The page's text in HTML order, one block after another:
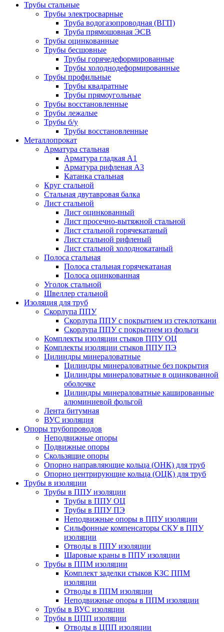
Трубы стальные
Трубы электросварные
Труба водогазопроводная (ВГП)
Труба прямошовная ЭСВ
Трубы оцинкованные
Трубы бесшовные
Трубы горячедеформированные
Трубы холоднодеформированные
Трубы профильные
Трубы квадратные
Трубы прямоугольные
Трубы восстановленные
Трубы лежалые
Трубы б/у
Трубы восстановленные
Металлопрокат
Арматура стальная
Арматура гладкая А1
Арматура рифленая А3
Катанка стальная
Круг стальной
Стальная двутавровая балка
Лист стальной
Лист оцинкованный
Лист просечно-вытяжной стальной
Лист стальной горячекатаный
Лист стальной рифленый
Лист стальной холоднокатаный
Полоса стальная
Полоса стальная горячекатаная
Полоса оцинкованная
Уголок стальной
Швеллер стальной
Изоляция для труб
Скорлупа ППУ
Скорлупа ППУ с покрытием из стеклоткани
Скорлупа ППУ с покрытием из фольги
Комплекты изоляции стыков ППУ ОЦ
Комплекты изоляции стыков ППУ ПЭ
Цилиндры минераловатные
Цилиндры минераловатные без покрытия
Цилиндры минераловатные в оцинкованной
оболочке
Цилиндры минераловатные кашированные
алюминиевой фольгой
Лента битумная
ВУС изоляция
Опоры трубопроводов
Неподвижные опоры
Подвижные опоры
Скользящие опоры
Опорно направляющие кольца (ОНК) для труб
Опорно центрирующие кольца (ОЦК) для труб
Трубы в изоляции
Трубы в ППУ изоляции
Трубы в ППУ ОЦ
Трубы в ППУ ПЭ
Неподвижные опоры в ППУ изоляции
Сильфонные компенсаторы СКУ в ППУ
изоляции
Отводы в ППУ изоляции
Шаровые краны в ППУ изоляции
Трубы в ППМ изоляции
Комплект заделки стыков КЗС ППМ
изоляции
Отводы в ППМ изоляции
Неподвижные опоры в ППМ изоляции
Трубы в ВУС изоляции
Трубы в ЦПП изоляции
Отводы в ЦПП изоляции